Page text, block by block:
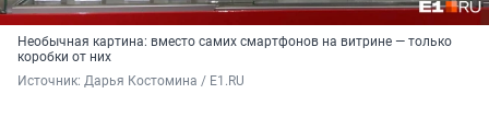
Необычная картина: вместо самих смартфонов на витрине — только
коробки от них
Источник: Дарья Костомина / E1.RU